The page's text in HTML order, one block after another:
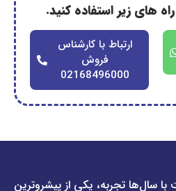
استفاده کنید.
با کارشناس
یکی از پیشروترین
دسترسی
دسترسی